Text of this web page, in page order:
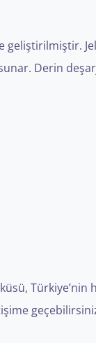
Derin
Türkiye’nin